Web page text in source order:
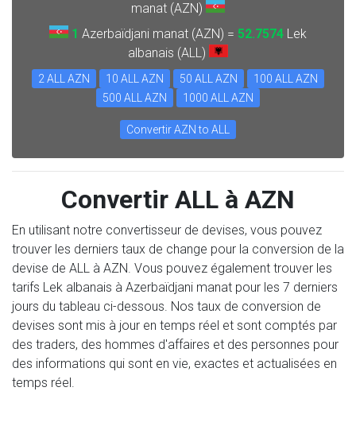
manat (AZN)
1 Azerbaïdjani manat (AZN) = 52.7574 Lek
albanais (ALL)
2 ALL AZN 10 ALL AZN 50 ALL AZN
100 ALL AZN
500 ALL AZN
1000 ALL AZN
Convertir AZN to ALL
Convertir ALL à AZN
En utilisant notre convertisseur de devises, vous pouvez
trouver les derniers taux de change pour la conversion de la
devise de ALL à AZN. Vous pouvez également trouver les
tarifs Lek albanais à Azerbaïdjani manat pour les 7 derniers
jours du tableau ci-dessous. Nos taux de conversion de
devises sont mis à jour en temps réel et sont comptés par
des traders, des hommes d'affaires et des personnes pour
des informations qui sont en vie, exactes et actualisées en
temps réel.